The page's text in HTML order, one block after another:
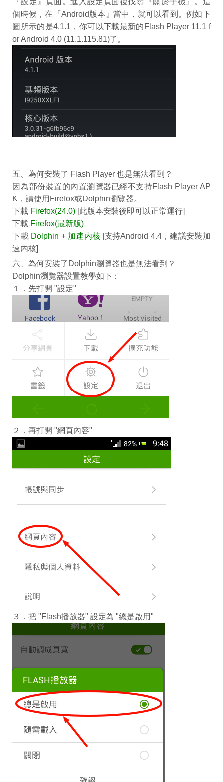
『設定』頁面。進入設定頁面後找尋『關於手機』。這
個時候，在『Android版本』當中，就可以看到。例如下
圖所示的是4.1.1，你可以下載最新的 Flash Player 11.1 f
or Android 4.0 (11.1.115.81)了。
五、為何安裝了 Flash Player 也是無法看到？
因為部份裝置的內置瀏覽器已經不支持Flash Player AP
K，請使用Firefox或Dolphin瀏覽器。
下載 Firefox(24.0) [此版本安裝後即可以正常運行]
下載 Firefox(最新版)
下載 Dolphin + 加速内核 [支持Android 4.4，建議安裝加
速内核]
六、為何安裝了Dolphin瀏覽器也是無法看到？
Dolphin瀏覽器設置教學如下：
１．先打開 "設定"
２．再打開 "網頁內容"
３．把 "Flash播放器" 設定為 "總是啟用"